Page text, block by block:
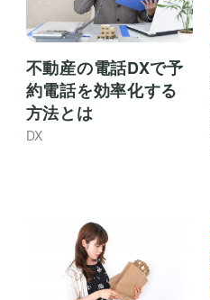
不動産の電話DXで予
約電話を効率化する
方法とは
DX